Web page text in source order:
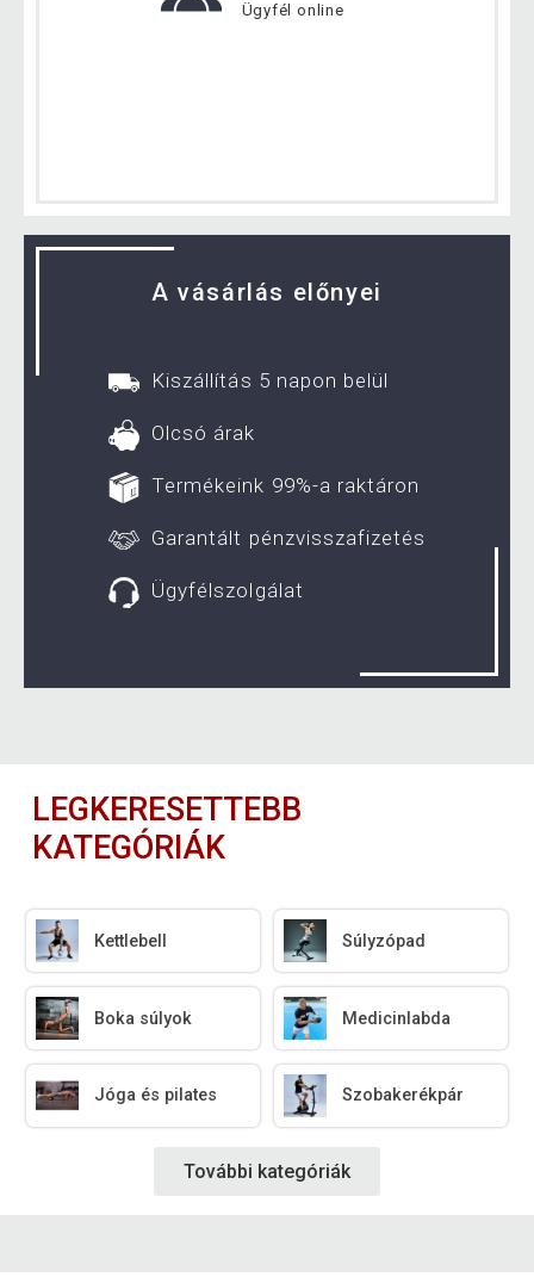
Ügyfél online
A vásárlás előnyei
Kiszállítás 5 napon belül
Olcsó árak
Termékeink 99%-a raktáron
Garantált pénzvisszafizetés
Ügyfélszolgálat
LEGKERESETTEBB
KATEGÓRIÁK
Kettlebell Súlyzópad
Boka súlyok Medicinlabda
Jóga és pilates Szobakerékpár
További kategóriák